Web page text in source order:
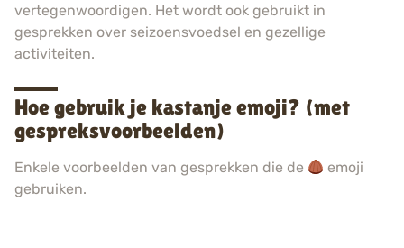
vertegenwoordigen. Het wordt ook gebruikt in
gesprekken over seizoensvoedsel en gezellige
activiteiten.
Hoe gebruik je kastanje emoji? (met
gespreksvoorbeelden)
Enkele voorbeelden van gesprekken die de
emoji
gebruiken.